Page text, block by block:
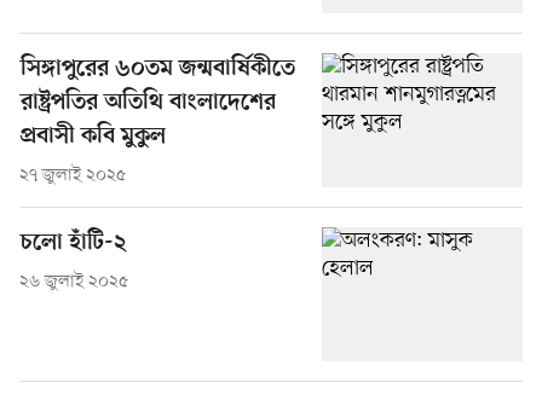
সিঙ্গাপুরের ৬০তম জন্মবার্ষিকীতে
রাষ্ট্রপতির অতিথি বাংলাদেশের
প্রবাসী কবি মুকুল
২৭ জুলাই ২০২৫
চলো হাঁটি-২
২৬ জুলাই ২০২৫